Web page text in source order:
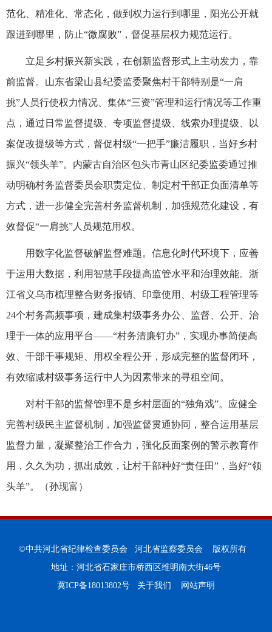
范化、精准化、常态化，做到权力运行到哪里，阳光公开就
跟进到哪里，防止“微腐败”，督促基层权力规范运行。
立足乡村振兴新实践，在创新监督形式上主动发力，靠
前监督。山东省梁山县纪委监委聚焦村干部特别是“一肩
挑”人员行使权力情况、集体“三资”管理和运行情况等工作重
点，通过日常监督提级、专项监督提级、线索办理提级、以
案促改提级等方式，督促村级“一把手”廉洁履职，当好乡村
振兴“领头羊”。内蒙古自治区包头市青山区纪委监委通过推
动明确村务监督委员会职责定位、制定村干部正负面清单等
方式，进一步健全完善村务监督机制，加强规范化建设，有
效督促“一肩挑”人员规范用权。
用数字化监督破解监督难题。信息化时代环境下，应善
于运用大数据，利用智慧手段提高监管水平和治理效能。浙
江省义乌市梳理整合财务报销、印章使用、村级工程管理等
24个村务高频事项，建成集村级事务办公、监督、公开、治
理于一体的应用平台——“村务清廉钉办”，实现办事简便高
效、干部干事规矩、用权全程公开，形成完整的监督闭环，
有效缩减村级事务运行中人为因素带来的寻租空间。
对村干部的监督管理不是乡村层面的“独角戏”。应健全
完善村级民主监督机制，加强监督贯通协同，整合运用基层
监督力量，凝聚整治工作合力，强化反面案例的警示教育作
用，久久为功，抓出成效，让村干部种好“责任田”，当好“领
头羊”。（孙现富）
©中共河北省纪律检查委员会 河北省监察委员会 版权所有
地址：河北省石家庄市桥西区维明南大街46号
冀ICP备18013802号
关于我们 网站声明